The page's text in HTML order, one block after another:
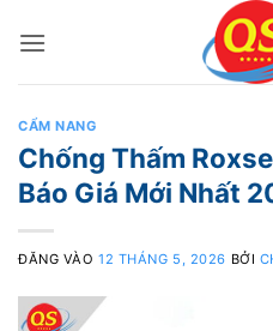
qua
CẨM NANG
Chống Thấm
Báo Giá Mới Nhất
ĐĂNG VÀO12 THÁNG 5, 2026 BỞI